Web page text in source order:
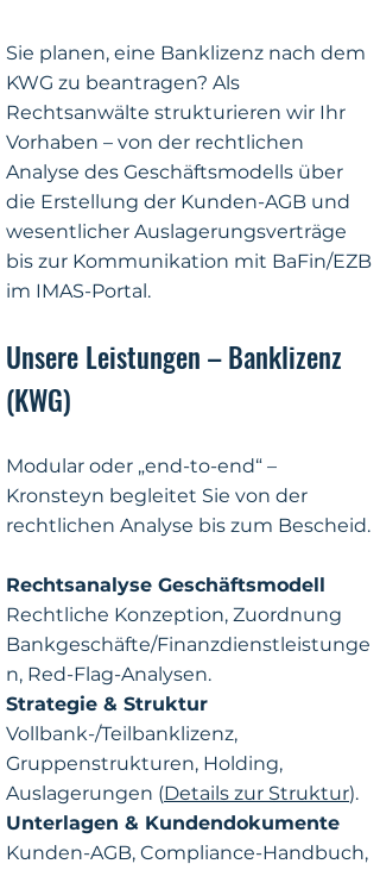
Sie planen, eine Banklizenz nach dem
KWG zu beantragen? Als
Rechtsanwälte strukturieren wir Ihr
Vorhaben – von der rechtlichen
Analyse des Geschäftsmodells über
die Erstellung der Kunden-AGB und
wesentlicher Auslagerungsverträge
bis zur Kommunikation mit BaFin/EZB
im IMAS-Portal.
Unsere Leistungen – Banklizenz
(KWG)
Modular oder „end-to-end“ –
Kronsteyn begleitet Sie von der
rechtlichen Analyse bis zum Bescheid.
Rechtsanalyse Geschäftsmodell
Rechtliche Konzeption, Zuordnung
Bankgeschäfte/Finanzdienstleistunge
n, Red-Flag-Analysen.
Strategie & Struktur
Vollbank-/Teilbanklizenz,
Gruppenstrukturen, Holding,
Auslagerungen (Details zur Struktur).
Unterlagen & Kundendokumente
Kunden-AGB, Compliance-Handbuch,